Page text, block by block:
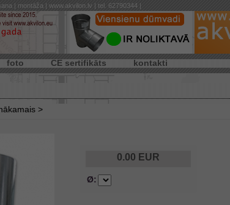
| montāža | www.akvilon.lv | tel. 62790344 |
foto CE sertifikāts
kontakti
>
0.00 EUR
Ø: